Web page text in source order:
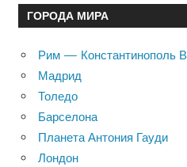
ГОРОДА МИРА
Рим — Константинополь
Мадрид
Толедо
Барселона
Планета Антония Гауди
Лондон